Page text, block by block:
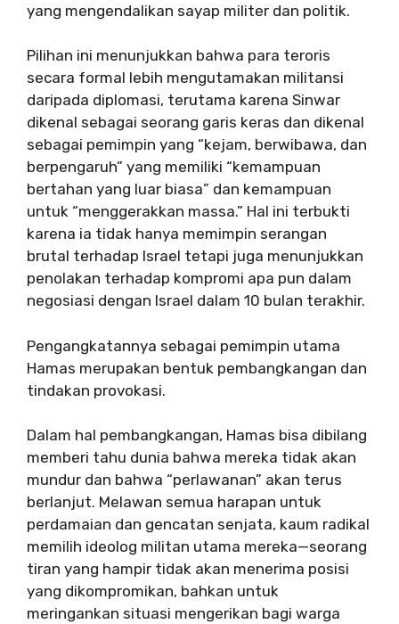
yang mengendalikan sayap militer dan politik.
Pilihan ini menunjukkan bahwa para teroris
secara formal lebih mengutamakan militansi
daripada diplomasi, terutama karena Sinwar
dikenal sebagai seorang garis keras dan dikenal
sebagai pemimpin yang “kejam, berwibawa, dan
berpengaruh” yang memiliki “kemampuan
bertahan yang luar biasa” dan kemampuan
untuk “menggerakkan massa.” Hal ini terbukti
karena ia tidak hanya memimpin serangan
brutal terhadap Israel tetapi juga menunjukkan
penolakan terhadap kompromi apa pun dalam
negosiasi dengan Israel dalam 10 bulan terakhir.
Pengangkatannya sebagai pemimpin utama
Hamas merupakan bentuk pembangkangan dan
tindakan provokasi.
Dalam hal pembangkangan, Hamas bisa dibilang
memberi tahu dunia bahwa mereka tidak akan
mundur dan bahwa “perlawanan” akan terus
berlanjut. Melawan semua harapan untuk
perdamaian dan gencatan senjata, kaum radikal
memilih ideolog militan utama mereka—seorang
tiran yang hampir tidak akan menerima posisi
yang dikompromikan, bahkan untuk
meringankan situasi mengerikan bagi warga